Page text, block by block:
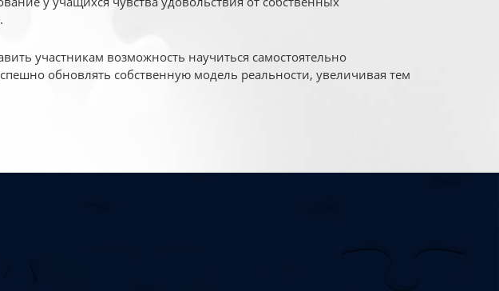
участникам возможность научиться самостоятельно
обновлять собственную модель реальности, увеличивая тем